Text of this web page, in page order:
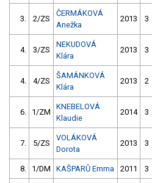
3. 2/ZS
ČERMÁKOVÁ
Anežka
2013 3
4. 3/ZS
NEKUDOVÁ
Klára
2013 3
4. 4/ZS
ŠAMÁNKOVÁ
Klára
2013 2
6. 1/ZM
KNEBELOVÁ
Klaudie
2014 3
7. 5/ZS
VOLÁKOVÁ
Dorota
2013 3
8. 1/DM KAŠPARŮ Emma 2011 3